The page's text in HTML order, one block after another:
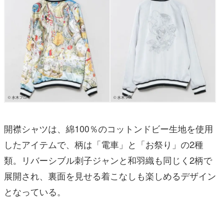
開襟シャツは、綿100％のコットンドビー生地を使用
したアイテムで、柄は「電車」と「お祭り」の2種
類。リバーシブル刺子ジャンと和羽織も同じく2柄で
展開され、裏面を見せる着こなしも楽しめるデザイン
となっている。